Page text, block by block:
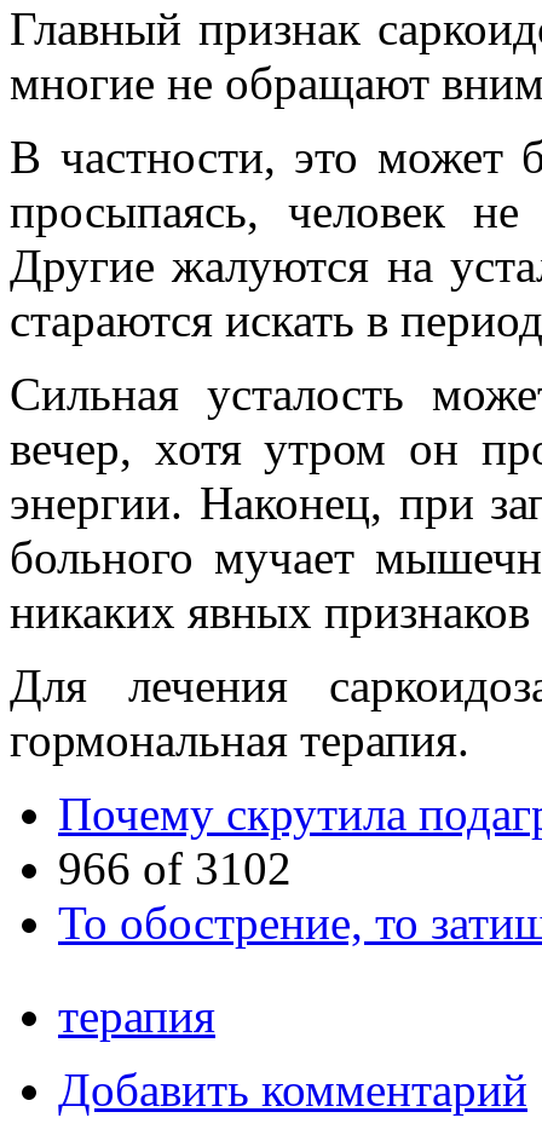
Главный признак
многие не обращают
В частности, это может
просыпаясь, человек
Другие жалуются на
стараются искать в
Сильная усталость
вечер, хотя утром он
энергии. Наконец, при
больного мучает
никаких явных признаков
Для лечения
гормональная терапия.
Почему скрутила
966 of 3102
То обострение, то
терапия
Добавить комментарий